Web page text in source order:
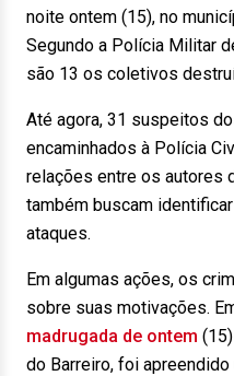
noite ontem (15), no
Segundo a Polícia Militar
são 13 os coletivos
Até agora, 31 suspeitos
encaminhados à Polícia
relações entre os autores
também buscam
ataques.
Em algumas ações, os
sobre suas motivações.
madrugada de ontem
do Barreiro, foi